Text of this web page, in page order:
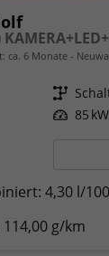
ca. 6 Monate
Getriebe
Leistung 85
4,30 l/
114,00 g/km